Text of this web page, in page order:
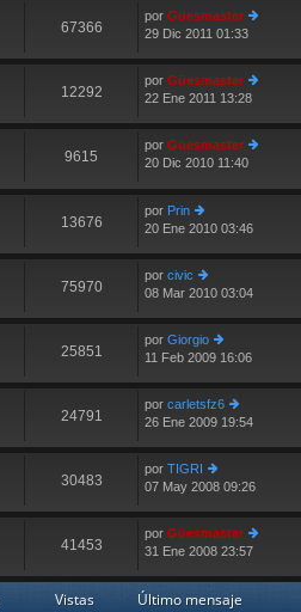
n
s
o
m
e
n
s
67366
por Güesmaster
er
o
m
e
n
s
29 Dic 2011 01:33
12292
por Güesmaster
er
o
m
e
s
22 Ene 2011 13:28
E
9615
por Güesmaster
er
m
e
s
20 Dic 2010 11:40
13676
por Prin
er
m
e
n
s
20 Ene 2010 03:46
75970
por civic
er
o
m
e
n
s
08 Mar 2010 03:04
25851
por Giorgio
er
o
m
e
n
s
11 Feb 2009 16:06
24791
por carletsfz6
er
m
e
n
s
e
26 Ene 2009 19:54
30483
por TIGRI
er
o
m
e
n
07 May 2008 09:26
41453
por Güesmaster
er
31 Ene 2008 23:57
Vistas Último mensaje